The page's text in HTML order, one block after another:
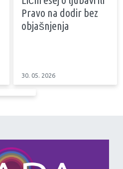
Pravo na dodir bez
objašnjenja
30. 05. 2026